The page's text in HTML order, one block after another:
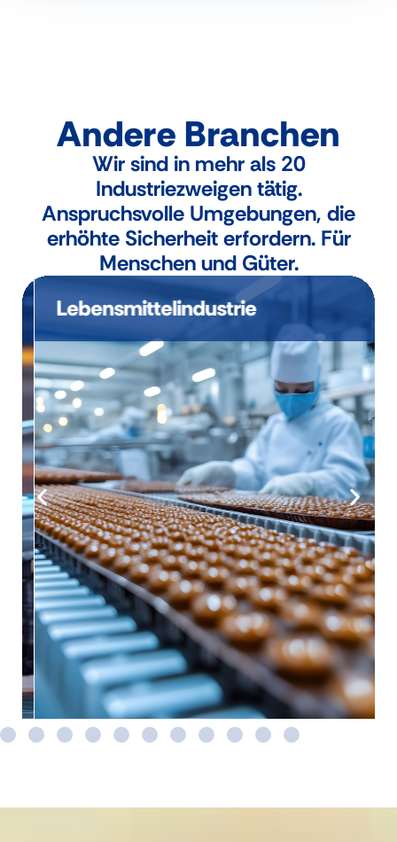
Andere Branchen
Wir sind in mehr als 20
Industriezweigen tätig.
Anspruchsvolle Umgebungen, die
erhöhte Sicherheit erfordern. Für
Menschen und Güter.
Lebensmittelindustrie